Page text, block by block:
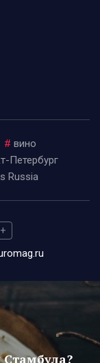
# вино
Петербург
Russia